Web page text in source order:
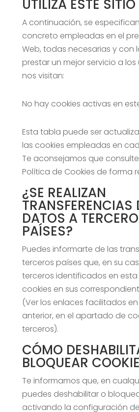
UTILIZA ESTE
A continuación, se
concreto empleadas en el
Web, todas necesarias y con
prestar un mejor servicio a los
nos visitan:
No hay cookies activas en
Esta tabla puede ser
las cookies empleadas en
Te aconsejamos que
Política de Cookies de forma
¿SE REALIZAN
TRANSFERENCIAS
DATOS A
PAÍSES?
Puedes informarte de las
terceros países que, en su
terceros identificados en
cookies en sus
(Ver los enlaces facilitados
anterior, en el apartado de
terceros).
CÓMO
BLOQUEAR
Te informamos que, en
puedes deshabilitar o
activando la configuración